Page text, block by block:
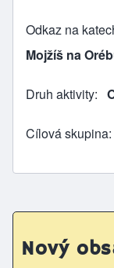
Odkaz na
Mojžíš na
Druh aktivity
Cílová skupina
Nový